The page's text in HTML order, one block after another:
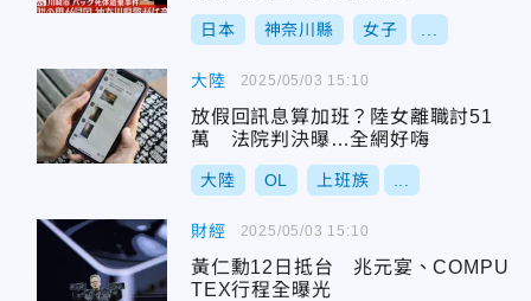
日本 神奈川縣 女子
大陸
放假回訊息算加班？陸女離職討51
萬 法院判決曝…全網好嗨
大陸 OL 上班族
2025/05/03 15:10
財經
黃仁勳12日抵台 兆元宴、COMPU
TEX行程全曝光
2025/05/03 15:10